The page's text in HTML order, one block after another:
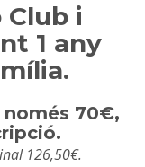
Club i
1 any
70€,
126,50€.